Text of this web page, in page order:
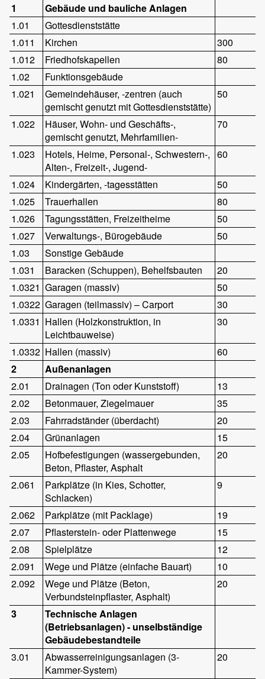
1
Gebäude und bauliche Anlagen
1.01
Gottesdienststätte
1.011
Kirchen
300
1.012
Friedhofskapellen
80
1.02
Funktionsgebäude
1.021
Gemeindehäuser, -zentren (auch
gemischt genutzt mit Gottesdienststätte)
50
1.022
Häuser, Wohn- und Geschäfts-,
gemischt genutzt, Mehrfamilien-
70
1.023
Hotels, Heime, Personal-, Schwestern-,
Alten-, Freizeit-, Jugend-
60
1.024 Kindergärten, -tagesstätten
50
1.025
Trauerhallen
80
1.026
Tagungsstätten, Freizeitheime
50
1.027
Verwaltungs-, Bürogebäude
50
1.03
Sonstige Gebäude
1.031
Baracken (Schuppen), Behelfsbauten
20
1.0321 Garagen (massiv)
50
1.0322 Garagen (teilmassiv) – Carport
30
1.0331 Hallen (Holzkonstruktion, in
Leichtbauweise)
30
1.0332 Hallen (massiv)
60
2
Außenanlagen
2.01
Drainagen (Ton oder Kunststoff)
13
2.02
Betonmauer, Ziegelmauer
35
2.03
Fahrradständer (überdacht)
20
2.04
Grünanlagen
15
2.05
Hofbefestigungen (wassergebunden,
Beton, Pflaster, Asphalt
20
2.061
Parkplätze (in Kies, Schotter,
Schlacken)
9
2.062 Parkplätze (mit Packlage)
19
2.07
Pflasterstein- oder Plattenwege
15
2.08
Spielplätze
12
2.091
Wege und Plätze (einfache Bauart)
10
2.092
Wege und Plätze (Beton,
Verbundsteinpflaster, Asphalt)
20
3
Technische Anlagen
(Betriebsanlagen) - unselbständige
Gebäudebestandteile
3.01
Abwasserreinigungsanlagen (3-
Kammer-System)
20